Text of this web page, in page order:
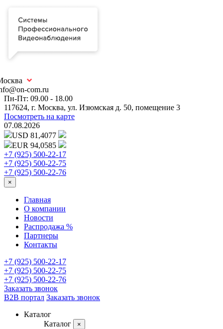
com.ru
Пн-Пт: 09.00 - 18.00
117624, г. Москва, ул. Изюмская д. 50, помещение 3
Посмотреть на карте
07.08.2026
USD 81,4077
EUR 94,0585
+7 (925) 500-22-17
+7 (925) 500-22-75
+7 (925) 500-22-76
×
Главная
О компании
Новости
Распродажа %
Партнеры
Контакты
+7 (925) 500-22-17
+7 (925) 500-22-75
+7 (925) 500-22-76
Заказать звонок
B2B портал Заказать звонок
Каталог
Каталог
×